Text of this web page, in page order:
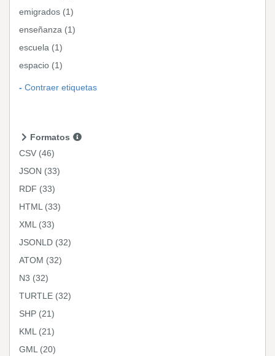
emigrados (1)
enseñanza (1)
escuela (1)
espacio (1)
Contraer etiquetas
Formatos
CSV (46)
JSON (33)
RDF (33)
HTML (33)
XML (33)
JSONLD (32)
ATOM (32)
N3 (32)
TURTLE (32)
SHP (21)
KML (21)
GML (20)